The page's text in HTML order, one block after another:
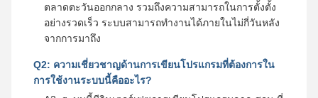
ตลาดตะวันออกกลาง รวมถึงความสามารถในการตั้งตั้ง
อย่างรวดเร็ว ระบบสามารถทํางานได้ภายในไม่กี่วันหลัง
จากการมาถึง
Q2: ความเชี่ยวชาญด้านการเขียนโปรแกรมที่ต้องการใน
การใช้งานระบบนี้คืออะไร?